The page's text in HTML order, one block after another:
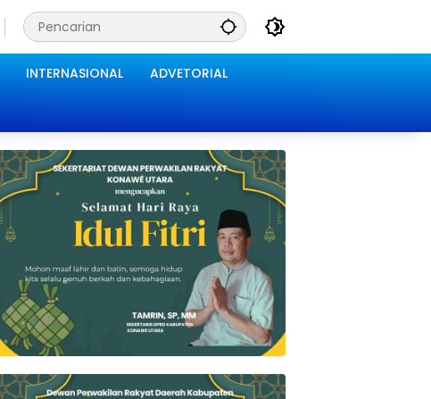
INTERNASIONAL ADVETORIAL